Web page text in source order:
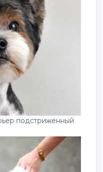
подстриженный